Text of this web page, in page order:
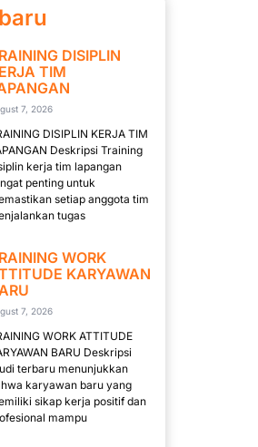
DISIPLIN
TIM
7, 2026
DISIPLIN KERJA TIM
Deskripsi Training
kerja tim lapangan
penting untuk
setiap anggota tim
tugas
WORK
KARYAWAN
7, 2026
WORK ATTITUDE
BARU Deskripsi
terbaru menunjukkan
karyawan baru yang
sikap kerja positif dan
mampu